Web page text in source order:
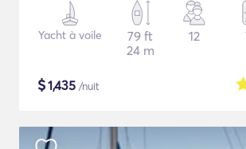
Yacht à voile
79 ft
24 m
12
$1,435 /nuit